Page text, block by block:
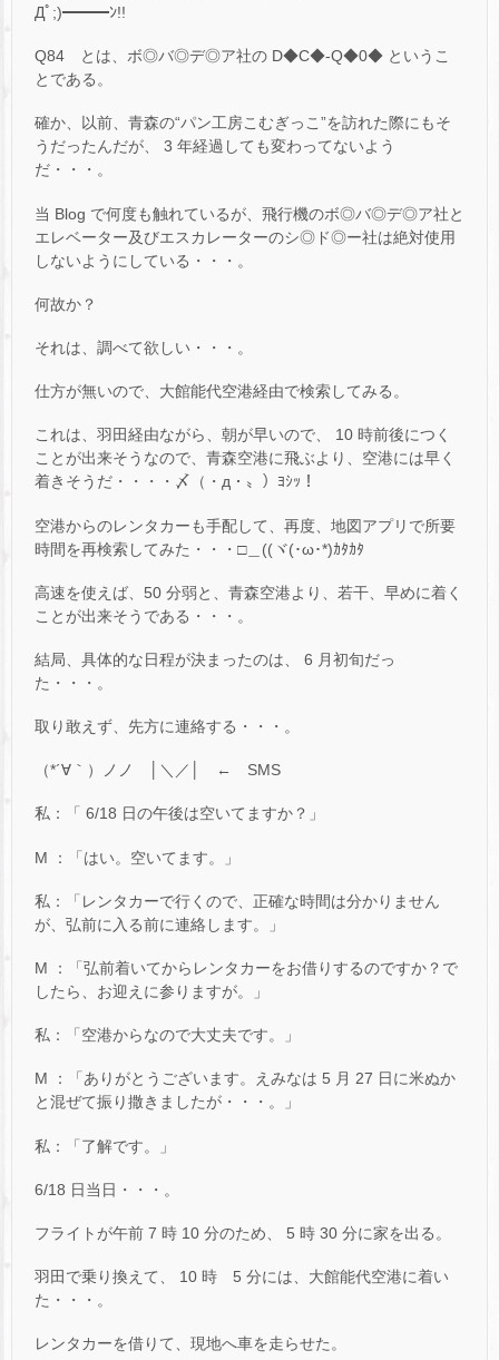
Дﾟ;)━━━ﾝ!!
Q84 とは、ボ◎バ◎デ◎ア社の D◆C◆-Q◆0◆ というこ
とである。
確か、以前、青森の“パン工房こむぎっこ”を訪れた際にもそ
うだったんだが、 3 年経過しても変わってないよう
だ・・・。
当 Blog で何度も触れているが、飛行機のボ◎バ◎デ◎ア社と
エレベーター及びエスカレーターのシ◎ド◎ー社は絶対使用
しないようにしている・・・。
何故か？
それは、調べて欲しい・・・。
仕方が無いので、大館能代空港経由で検索してみる。
これは、羽田経由ながら、朝が早いので、 10 時前後につく
ことが出来そうなので、青森空港に飛ぶより、空港には早く
着きそうだ・・・・〆（・д・〟）ﾖｼｯ！
空港からのレンタカーも手配して、再度、地図アプリで所要
時間を再検索してみた・・・□＿((ヾ(･ω･*)ｶﾀｶﾀ
高速を使えば、50 分弱と、青森空港より、若干、早めに着く
ことが出来そうである・・・。
結局、具体的な日程が決まったのは、 6 月初旬だっ
た・・・。
取り敢えず、先方に連絡する・・・。
（*´∀｀）ノノ │＼／│ ← SMS
私：「 6/18 日の午後は空いてますか？」
M ：「はい。空いてます。」
私：「レンタカーで行くので、正確な時間は分かりません
が、弘前に入る前に連絡します。」
M ：「弘前着いてからレンタカーをお借りするのですか？で
したら、お迎えに参りますが。」
私：「空港からなので大丈夫です。」
M ：「ありがとうございます。えみなは 5 月 27 日に米ぬか
と混ぜて振り撒きましたが・・・。」
私：「了解です。」
6/18 日当日・・・。
フライトが午前 7 時 10 分のため、 5 時 30 分に家を出る。
羽田で乗り換えて、 10 時 5 分には、大館能代空港に着い
た・・・。
レンタカーを借りて、現地へ車を走らせた。